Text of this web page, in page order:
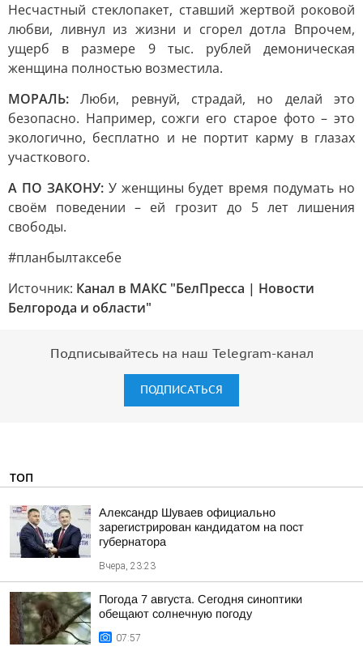
Несчастный стеклопакет, ставший жертвой роковой
любви, ливнул из жизни и сгорел дотла Впрочем,
ущерб в размере 9 тыс. рублей демоническая
женщина полностью возместила.
МОРАЛЬ: Люби, ревнуй, страдай, но делай это
безопасно. Например, сожги его старое фото – это
экологично, бесплатно и не портит карму в глазах
участкового.
А ПО ЗАКОНУ:У женщины будет время подумать но
своём поведении – ей грозит до 5 лет лишения
свободы.
#планбылтаксебе
Источник: Канал в МАКС "БелПресса | Новости
Белгорода и области"
Подписывайтесь на наш Telegram-канал
ПОДПИСАТЬСЯ
ТОП
Александр Шуваев официально
зарегистрирован кандидатом на пост
губернатора
Вчера, 23:23
Погода 7 августа. Сегодня синоптики
обещают солнечную погоду
07:57